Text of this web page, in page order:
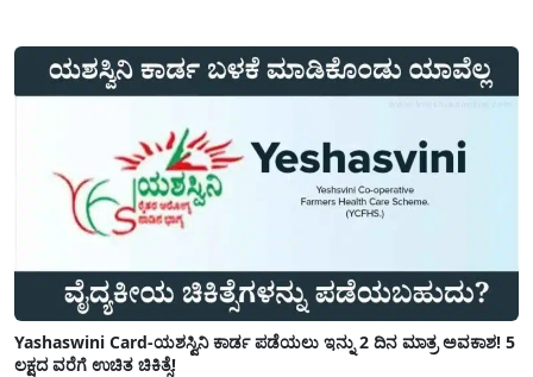
Yashaswini Card-ಯಶಸ್ವಿನಿ ಕಾರ್ಡ ಪಡೆಯಲು ಇನ್ನು 2 ದಿನ ಮಾತ್ರ ಅವಕಾಶ! 5
ಲಕ್ಷದ ವರೆಗೆ ಉಚಿತ ಚಿಕಿತ್ಸೆ!